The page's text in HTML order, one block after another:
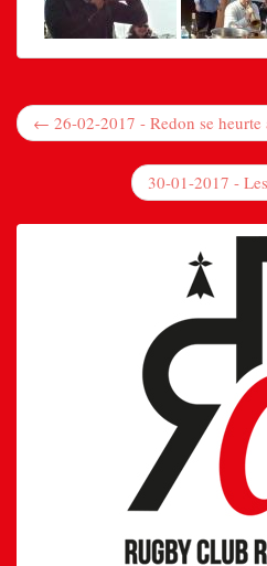
← 26-02-2017 - Redon se heurte
30-01-2017 -